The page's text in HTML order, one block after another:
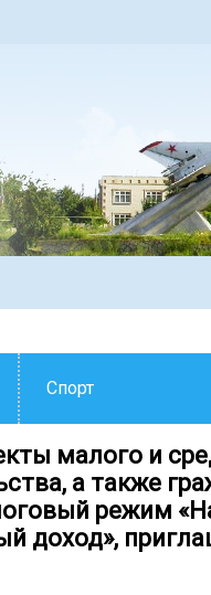
Спорт
малого и
а также
режим
доход»,